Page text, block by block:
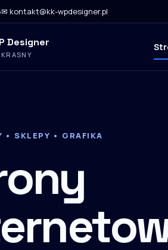
✉ kontakt@kk-wpdesigner.pl
Designer
• SKLEPY • GRAFIKA